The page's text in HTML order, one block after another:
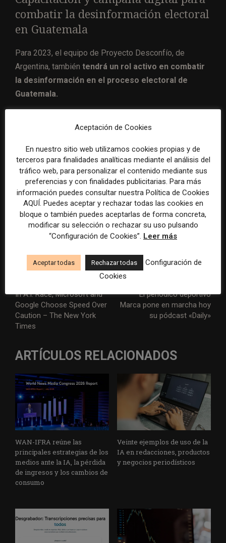
combatir la desinformación electoral
en Guatemala
Para 2023, el equipo de Proyecto Desconfío, de
Argentina, también tendrá un rol activo en combatir
la desinformación en el proceso electoral de
Guatemala.
país, el equipo liderado por los periodistas e
investigadores argentinos Adrián Pino y Soledad
Arreguezformará a agentes comunitarios y
periodistas para que capaciten a sus comunidades
sobre el tema y lanzarán una campaña digital para
alertar a los ciudadanos sobre las formas que adopta la
desinformación en el marco de las elecciones
presidenciales.
In A.I. Race, Microsoft and
Google Choose Speed Over
Caution – The New York
Times
El periódico deportivo
Marca pone en marcha hoy
su pódcast «Daily»
ARTÍCULOS RELACIONADOS
WAN-IFRA reúne las
principales estrategias de los
medios ante la IA, la pérdida
de ingresos y los cambios de
consumo
Veinte ejemplos de uso de la
IA en redacciones, productos
y negocios periodísticos
Aceptación de Cookies
En nuestro sitio web utilizamos cookies propias y de
terceros para finalidades analíticas mediante el análisis del
tráfico web, para personalizar el contenido mediante sus
preferencias y con finalidades publicitarias. Para más
información puedes consultar nuestra Política de Cookies
AQUÍ. Puedes aceptar y rechazar todas las cookies en
bloque o también puedes aceptarlas de forma concreta,
modificar su selección o rechazar su uso pulsando
“Configuración de Cookies”. Leer más
Aceptar todas Rechazar todas
Configuración de
Cookies